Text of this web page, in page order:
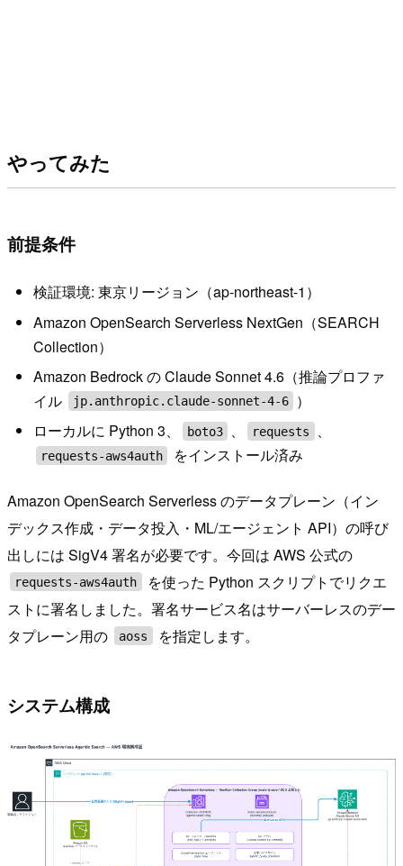
やってみた
前提条件
検証環境: 東京リージョン（ap-northeast-1）
Amazon OpenSearch Serverless NextGen（SEARCH
Collection）
Amazon Bedrock の Claude Sonnet 4.6（推論プロファ
イル
jp.anthropic.claude-sonnet-4-6
）
ローカルに Python 3、
boto3 、 requests 、
requests-aws4auth をインストール済み
Amazon OpenSearch Serverless のデータプレーン（イン
デックス作成・データ投入・ML/エージェント API）の呼び
出しには SigV4 署名が必要です。今回は AWS 公式の
requests-aws4auth
を使った Python スクリプトでリクエ
ストに署名しました。署名サービス名はサーバーレスのデー
タプレーン用の
aoss を指定します。
システム構成